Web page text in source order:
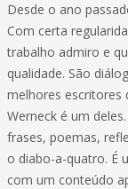
Desde o ano
Com certa
trabalho admiro e
qualidade. São
melhores escritores
Werneck é um
frases, poemas,
o diabo-a-quatro. É
com um conteúdo